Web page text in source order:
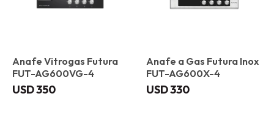
Anafe Vitrogas Futura
FUT-AG600VG-4
USD350
Anafe a Gas Futura Inox
FUT-AG600X-4
USD330